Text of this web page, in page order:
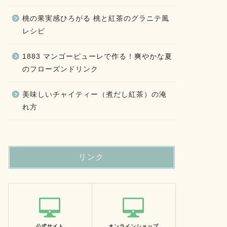
桃の果実感ひろがる 桃と紅茶のグラニテ風
レシピ
1883 マンゴーピューレで作る！爽やかな夏
のフローズンドリンク
美味しいチャイティー（煮だし紅茶）の淹
れ方
リンク